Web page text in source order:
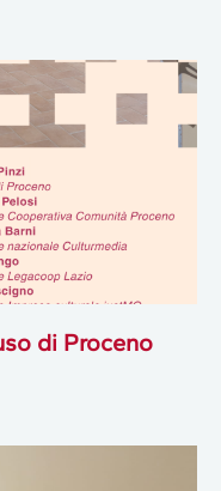
di Proceno